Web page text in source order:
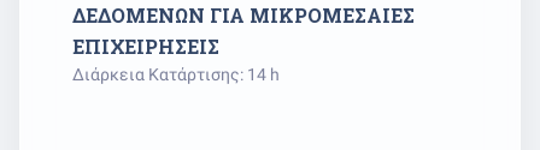
ΔΕΔΟΜΕΝΩΝ ΓΙΑ ΜΙΚΡΟΜΕΣΑΙΕΣ
ΕΠΙΧΕΙΡΗΣΕΙΣ
Διάρκεια Κατάρτισης: 14 h